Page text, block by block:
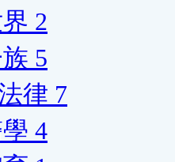
2
族 5
律 7
4